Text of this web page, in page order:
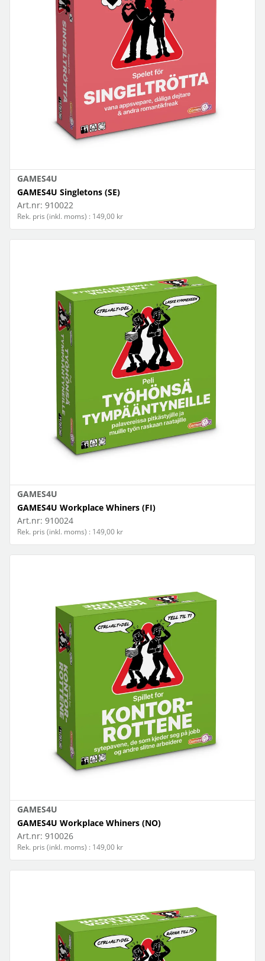
GAMES4U
GAMES4U Singletons (SE)
Art.nr: 910022
Rek. pris (inkl. moms) : 149,00 kr
GAMES4U
GAMES4U Workplace Whiners (FI)
Art.nr: 910024
Rek. pris (inkl. moms) : 149,00 kr
GAMES4U
GAMES4U Workplace Whiners (NO)
Art.nr: 910026
Rek. pris (inkl. moms) : 149,00 kr